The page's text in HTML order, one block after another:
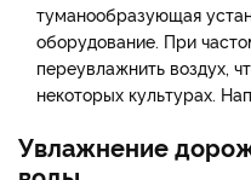
туманообразующая
оборудование. При
переувлажнить воздух,
некоторых культурах.
Увлажнение